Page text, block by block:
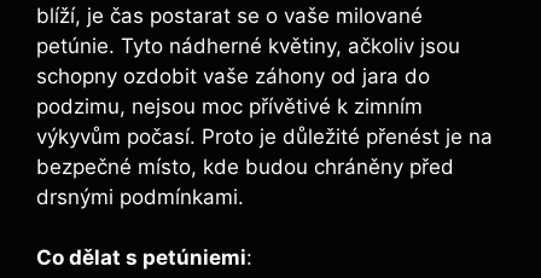
blíží, je čas postarat se o vaše milované
petúnie. Tyto nádherné květiny, ačkoliv jsou
schopny ozdobit vaše záhony od jara do
podzimu, nejsou moc přívětivé k zimním
výkyvům počasí. Proto je důležité přenést je na
bezpečné místo, kde budou chráněny před
drsnými podmínkami.
Co dělat s petúniemi: